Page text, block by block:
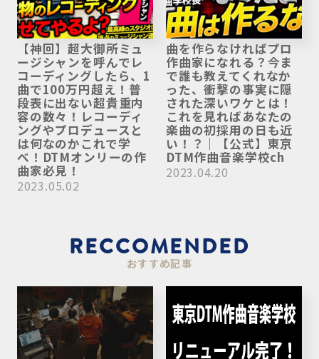
【神回】超大御所ミュ
ージシャンを呼んでレ
コーディングしたら、1
曲で100万円超え！普
段表に出ない超貴重内
容の数々！レコーディ
ングやプロデュースと
は何なのかこれで学
べ！DTMオンリーの作
曲家必見！
2023.05.02
曲を作らなければプロ
作曲家になれる？今ま
で誰も教えてくれなか
った、衝撃の事実に隠
された深いワケとは！
これを見ればあなたの
楽曲の初採用の日も近
い！？｜【公式】東京
DTM作曲音楽学校ch
2023.04.20
RECCOMENDED
おすすめ記事